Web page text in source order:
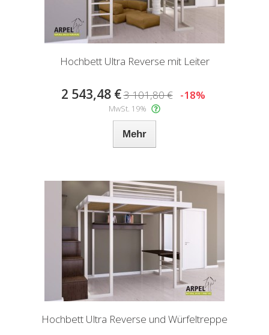
Hochbett Ultra Reverse mit Leiter
2 543,48 €3 101,80 € -18%
MwSt. 19%
Mehr
Hochbett Ultra Reverse und Würfeltreppe